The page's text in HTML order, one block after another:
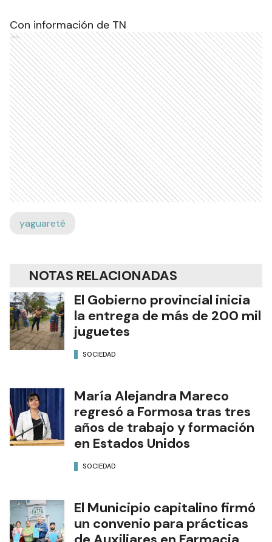
Con información de TN
Ads
yaguareté
NOTAS RELACIONADAS
El Gobierno provincial inicia
la entrega de más de 200 mil
juguetes
SOCIEDAD
María Alejandra Mareco
regresó a Formosa tras tres
años de trabajo y formación
en Estados Unidos
SOCIEDAD
El Municipio capitalino firmó
un convenio para prácticas